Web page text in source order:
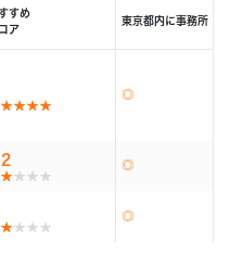
な穏やかな日常をとりもどせるよ
ラ数：平均１６台～２２台（他社
量 ９００W前後（他社平均の
買い替え)
トー。 あとから請求は時間延長
なプランを、オーダーメイドで
すめ
ア
東京都内に事務所